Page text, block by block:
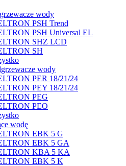
wody
PSH Trend
PSH Universal EL
SHZ LCD
SH
wody
PER 18/21/24
PEY 18/21/24
PEG
PEO
wodę
EBK 5 G
EBK 5 GA
KBA 5 KA
EBK 5 K